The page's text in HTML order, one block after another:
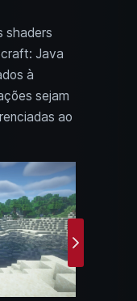
shaders
Java
à
sejam
ao
Next